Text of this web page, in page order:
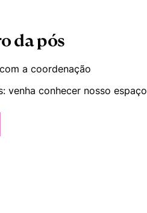
da pós
a coordenação
venha conhecer nosso espaço